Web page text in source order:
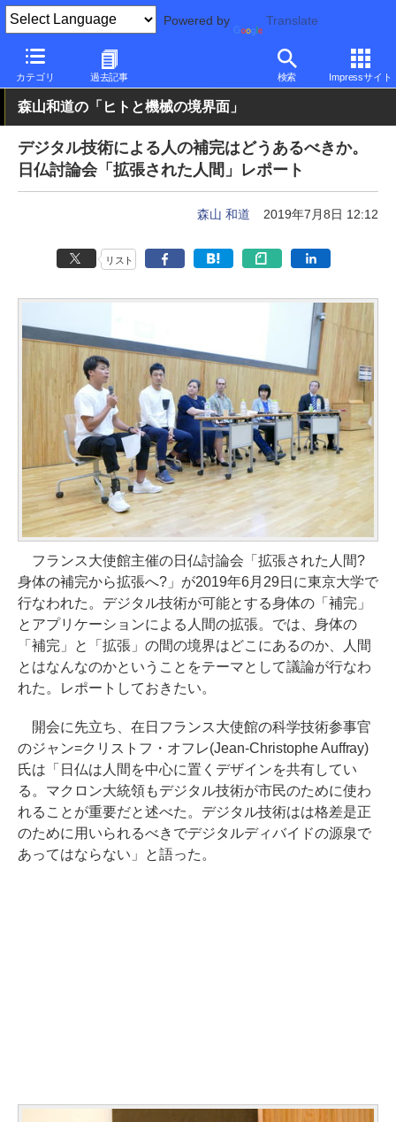
Powered by Translate
カテゴリ 過去記事 検索 Impressサイト
PC Watch 市場 動向
森山和道の「ヒトと機械の境界面」
デジタル技術による人の補完はどうあるべきか。
日仏討論会「拡張された人間」レポート
森山 和道 2019年7月8日 12:12
リスト
フランス大使館主催の日仏討論会「拡張された人間?
身体の補完から拡張へ?」が2019年6月29日に東京大学で
行なわれた。デジタル技術が可能とする身体の「補完」
とアプリケーションによる人間の拡張。では、身体の
「補完」と「拡張」の間の境界はどこにあるのか、人間
とはなんなのかということをテーマとして議論が行なわ
れた。レポートしておきたい。
開会に先立ち、在日フランス大使館の科学技術参事官
のジャン=クリストフ・オフレ(Jean-Christophe Auffray)
氏は「日仏は人間を中心に置くデザインを共有してい
る。マクロン大統領もデジタル技術が市民のために使わ
れることが重要だと述べた。デジタル技術はは格差是正
のために用いられるべきでデジタルディバイドの源泉で
あってはならない」と語った。